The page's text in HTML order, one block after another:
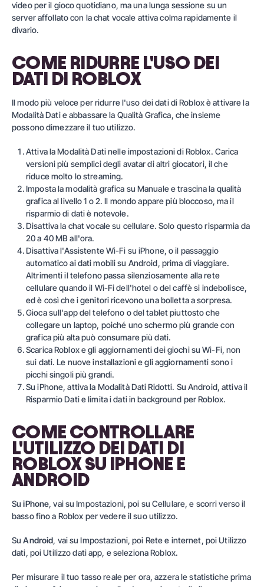
video per il gioco quotidiano, ma una lunga sessione su un
server affollato con la chat vocale attiva colma rapidamente il
divario.
COME RIDURRE L'USO DEI
DATI DI ROBLOX
Il modo più veloce per ridurre l'uso dei dati di Roblox è attivare la
Modalità Dati e abbassare la Qualità Grafica, che insieme
possono dimezzare il tuo utilizzo.
Attiva la Modalità Dati nelle impostazioni di Roblox. Carica
versioni più semplici degli avatar di altri giocatori, il che
riduce molto lo streaming.
Imposta la modalità grafica su Manuale e trascina la qualità
grafica al livello 1 o 2. Il mondo appare più bloccoso, ma il
risparmio di dati è notevole.
Disattiva la chat vocale su cellulare. Solo questo risparmia da
20 a 40 MB all'ora.
Disattiva l'Assistente Wi-Fi su iPhone, o il passaggio
automatico ai dati mobili su Android, prima di viaggiare.
Altrimenti il telefono passa silenziosamente alla rete
cellulare quando il Wi-Fi dell'hotel o del caffè si indebolisce,
ed è così che i genitori ricevono una bolletta a sorpresa.
Gioca sull'app del telefono o del tablet piuttosto che
collegare un laptop, poiché uno schermo più grande con
grafica più alta può consumare più dati.
Scarica Roblox e gli aggiornamenti dei giochi su Wi-Fi, non
sui dati. Le nuove installazioni e gli aggiornamenti sono i
picchi singoli più grandi.
Su iPhone, attiva la Modalità Dati Ridotti. Su Android, attiva il
Risparmio Dati e limita i dati in background per Roblox.
COME CONTROLLARE
L'UTILIZZO DEI DATI DI
ROBLOX SU IPHONE E
ANDROID
SuiPhone, vai su Impostazioni, poi su Cellulare, e scorri verso il
basso fino a Roblox per vedere il suo utilizzo.
SuAndroid, vai su Impostazioni, poi Rete e internet, poi Utilizzo
dati, poi Utilizzo dati app, e seleziona Roblox.
Per misurare il tuo tasso reale per ora, azzera le statistiche prima